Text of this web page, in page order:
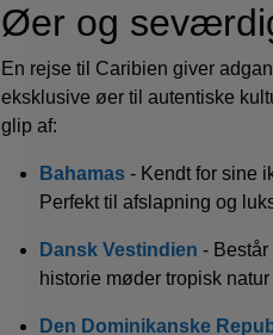
Øer og
En rejse til Caribien giver
eksklusive øer til autentiske
glip af:
Bahamas - Kendt for sine
Perfekt til afslapning og
Dansk Vestindien - Består
historie møder tropisk
Den Dominikanske